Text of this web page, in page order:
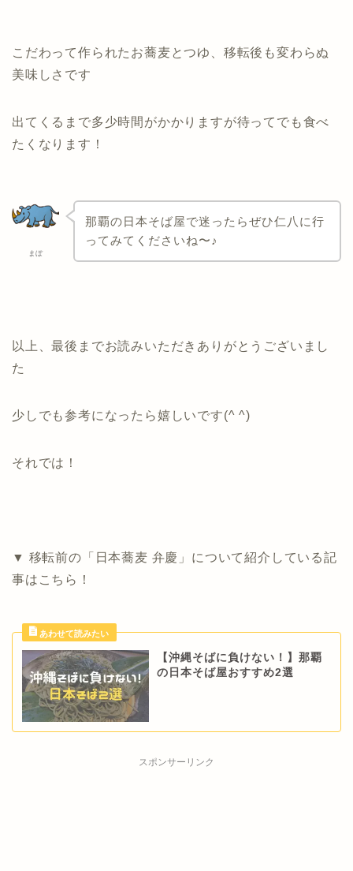
こだわって作られたお蕎麦とつゆ、移転後も変わらぬ
美味しさです
出てくるまで多少時間がかかりますが待ってでも食べ
たくなります！
まぼ
那覇の日本そば屋で迷ったらぜひ仁八に行
ってみてくださいね〜♪
以上、最後までお読みいただきありがとうございまし
た
少しでも参考になったら嬉しいです(^ ^)
それでは！
▼ 移転前の「日本蕎麦 弁慶」について紹介している記
事はこちら！
【沖縄そばに負けない！】那覇
の日本そば屋おすすめ2選
スポンサーリンク